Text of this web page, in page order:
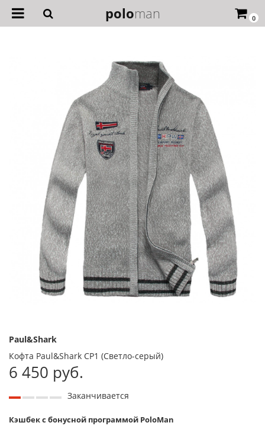
0
poloman
Paul&Shark
Кофта Paul&Shark СР1 (Светло-серый)
6 450 руб.
Заканчивается
Кэшбек с бонусной программой PoloMan